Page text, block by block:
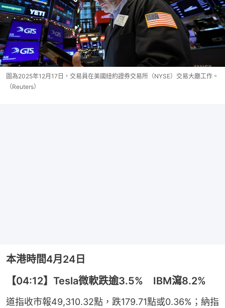
圖為2025年12月17日，交易員在美國紐約證券交易所（NYSE）交易大廳工作。
（Reuters）
本港時間4月24日
【04:12】Tesla微軟跌逾3.5% IBM瀉8.2%
道指收市報49,310.32點，跌179.71點或0.36%；納指